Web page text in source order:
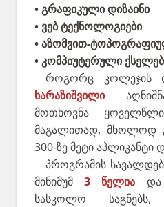
• გრაფიკული დიზაინი
• ვებ ტექნოლოგიები
• აზომვით-
• კომპიუტერული
როგორც კოლეჯის
ხარაზიშვილი
მოთხოვნა
მაგალითად, მხოლოდ
300-ზე მეტი
პროგრამის
მინიმუმ3 წელია და
სასკოლო